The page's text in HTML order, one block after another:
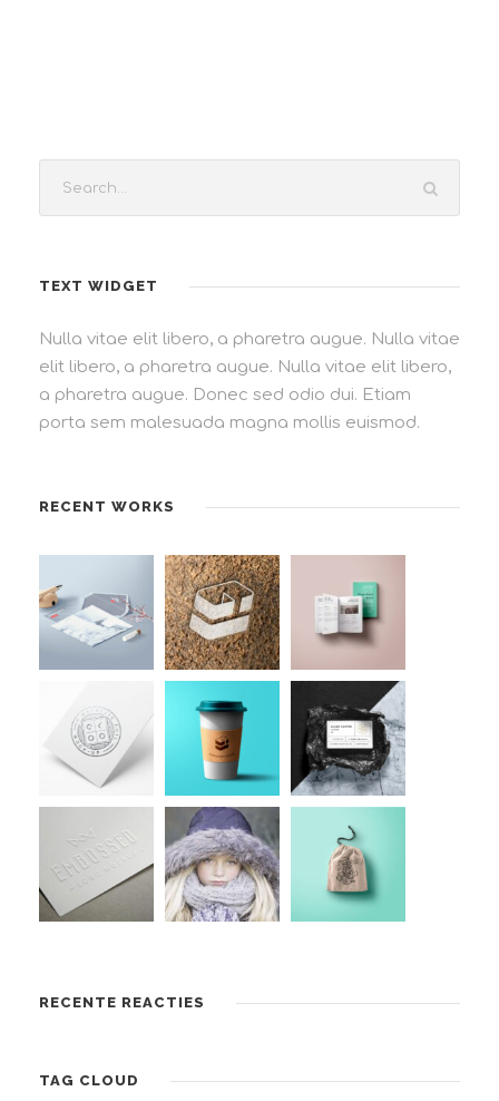
TEXT WIDGET
Nulla vitae elit libero, a pharetra augue. Nulla vitae
elit libero, a pharetra augue. Nulla vitae elit libero,
a pharetra augue. Donec sed odio dui. Etiam
porta sem malesuada magna mollis euismod.
RECENT WORKS
RECENTE REACTIES
TAG CLOUD